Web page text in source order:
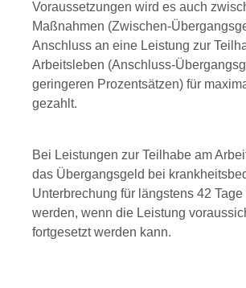
Voraussetzungen wird es auch
Maßnahmen (Zwischen-
Anschluss an eine Leistung zur
Arbeitsleben (Anschluss-
geringeren Prozentsätzen) für
gezahlt.
Bei Leistungen zur Teilhabe am
das Übergangsgeld bei
Unterbrechung für längstens 42
werden, wenn die Leistung
fortgesetzt werden kann.